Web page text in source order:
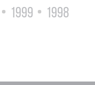
1999 1998